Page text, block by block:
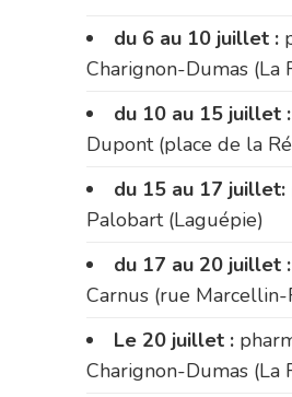
du 6 au 10 juillet :
Charignon-Dumas (La
du 10 au 15 juillet :
Dupont (place de la
du 15 au 17 juillet:
Palobart (Laguépie)
du 17 au 20 juillet :
Carnus (rue Marcellin-
Le 20 juillet :
Charignon-Dumas (La